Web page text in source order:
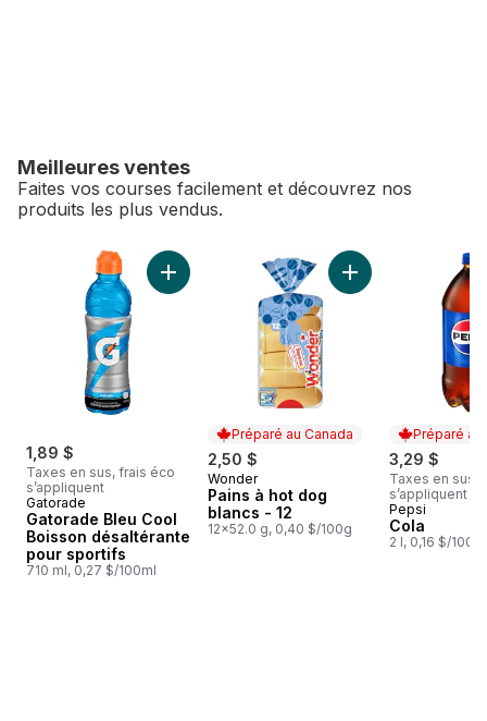
Meilleures ventes
Faites vos courses facilement et découvrez nos
produits les plus vendus.
sauter Meilleures ventes
1,89 $
Taxes en sus, frais éco
s’appliquent
Gatorade
Gatorade Bleu Cool
Boisson désaltérante
pour sportifs
710 ml, 0,27 $/100ml
Ajouter Gatorade Bleu Cool Boisson
Préparé au Canada
2,50 $
Préparé au Canada
Wonder
Pains à hot dog
blancs - 12
12x52.0 g, 0,40 $/100g
Ajouter Pains à
Préparé au
3,29 $
Taxes en sus,
s’appliquent
Préparé au
Pepsi
Cola
2 l, 0,16 $/